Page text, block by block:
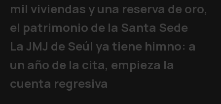
mil viviendas y una reserva de oro,
el patrimonio de la Santa Sede
La JMJ de Seúl ya tiene himno: a
un año de la cita, empieza la
cuenta regresiva